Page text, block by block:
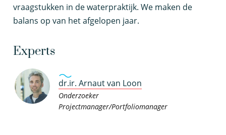
vraagstukken in de waterpraktijk. We maken de
balans op van het afgelopen jaar.
Experts
dr.ir. Arnaut van Loon
Onderzoeker
Projectmanager/Portfoliomanager